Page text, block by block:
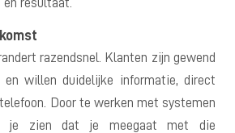
resultaat.
razendsnel. Klanten zijn gewend
en willen duidelijke informatie, direct
Door te werken met systemen
je zien dat je meegaat met die